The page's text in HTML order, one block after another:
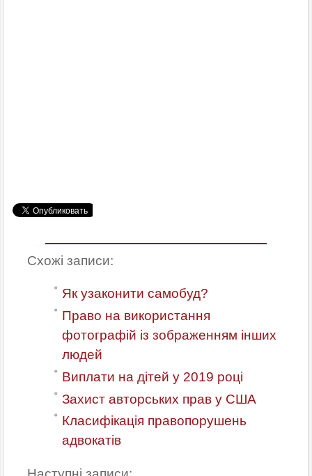
Схожі записи:
Як узаконити самобуд?
Право на використання
фотографій із зображенням інших
людей
Виплати на дітей у 2019 році
Захист авторських прав у США
Класифікація правопорушень
адвокатів